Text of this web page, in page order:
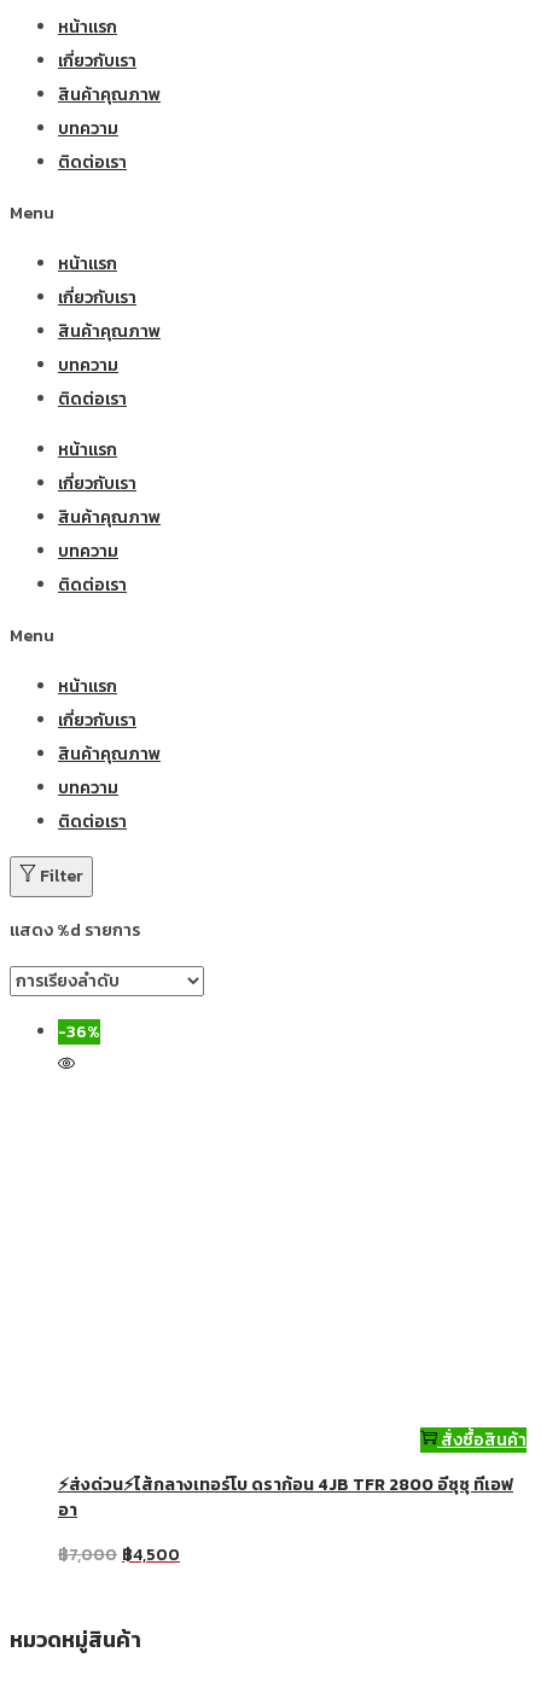
หน้าแรก
เกี่ยวกับเรา
สินค้าคุณภาพ
บทความ
ติดต่อเรา
Menu
หน้าแรก
เกี่ยวกับเรา
สินค้าคุณภาพ
บทความ
ติดต่อเรา
หน้าแรก
เกี่ยวกับเรา
สินค้าคุณภาพ
บทความ
ติดต่อเรา
Menu
หน้าแรก
เกี่ยวกับเรา
สินค้าคุณภาพ
บทความ
ติดต่อเรา
Filter
แสดง %d รายการ
-36%
สั่งซื้อสินค้า
⚡ส่งด่วน⚡ไส้กลางเทอร์โบ ดราก้อน 4JB TFR 2800 อีซุซุ ทีเอฟ
อา
฿7,000฿4,500
หมวดหมู่สินค้า